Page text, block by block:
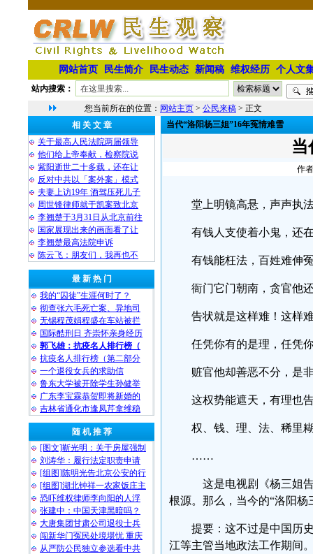
网站首页 民生简介 民生动态 新闻稿 维权经历 个人文
站内搜索：
您当前所在的位置： 网站主页 > 公民来稿 > 正文
相 关 文 章
关于最高人民法院两届领导
他们给上帝奉献，检察院说
紫阳逝世二十多载，还在让
反对中共以「案外案」模式
夫妻上访19年 酒驾压死儿子
周世锋律师就于凯案致北京
李翘楚于3月31日从北京前往
国家展现出来的画面看了让
李翘楚最高法院申诉
陈云飞：朋友们，我再也不
最 新 热 门
我的“囚徒”生涯何时了？
彻查张六毛死亡案、异地司
无锡程茂娟程盛在车站被拦
国际酷刑日 齐崇怀亲身经历
郭飞雄：抗疫名人排行榜（
抗疫名人排行榜（第二部分
一个退役女兵的求助信
鲁东大学被开除学生孙健举
广东李宝霖恭贺即将新婚的
吉林省通化市逢凤芹拿维稳
随 机 推 荐
[图文]靳光明：关于房屋强制
刘涛华：履行法定职责申请
[组图]陈明光告北京公安的行
[组图]湖北钟祥一农家饭庄主
恐吓维权律师李向阳的人浮
张建中：中国天津黑暗吗？
大唐集团甘肃公司退役士兵
闯新华门冤民处境堪忧 重庆
从严防公民独立参选看中共
当代“洛阳杨三姐”16年冤情难雪
当
作
堂上明镜高悬，声声
有钱人支使着小鬼，
有钱能枉法，百姓难
衙门它门朝南，贪官
告状就是这样难！这
任凭你有的是理，任
赃官他却善恶不分，
这权势能遮天，有理
权、钱、理、法、稀
……
这是电视剧《杨三姐
根源。那么，当今的“洛阳
提要：这不过是中国历
江等主管当地政法工作期间